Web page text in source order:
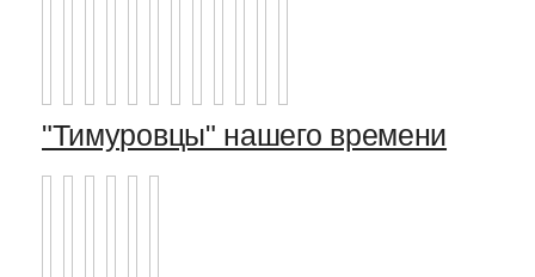
"Тимуровцы" нашего времени